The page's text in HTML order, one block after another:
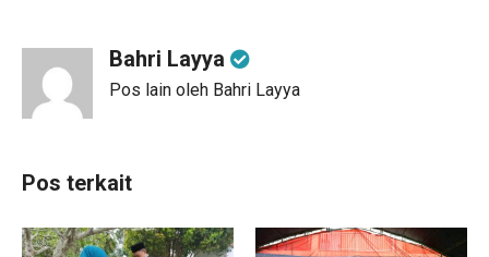
Bahri Layya
Pos lain oleh Bahri Layya
Pos terkait